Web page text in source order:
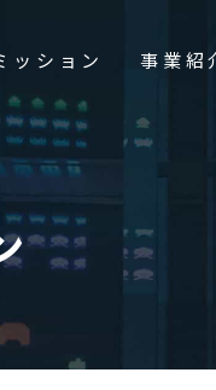
ッション 事業紹